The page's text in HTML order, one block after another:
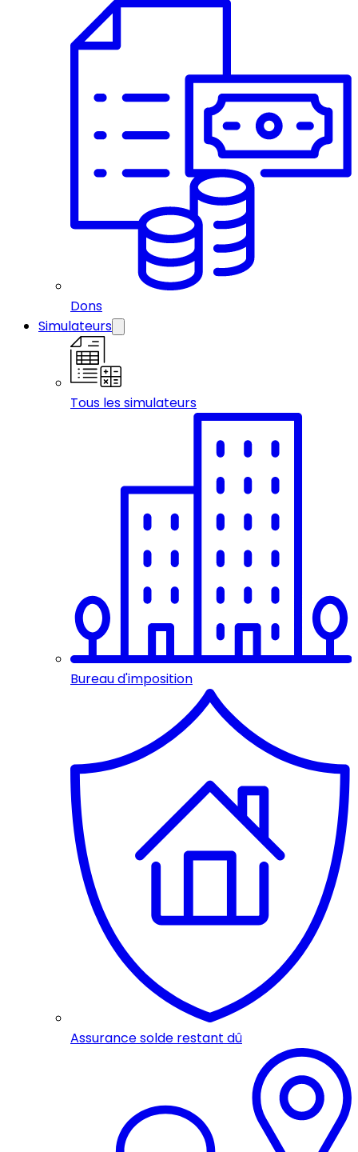
Dons
Simulateurs
Tous les simulateurs
Bureau d'imposition
Assurance solde restant dû